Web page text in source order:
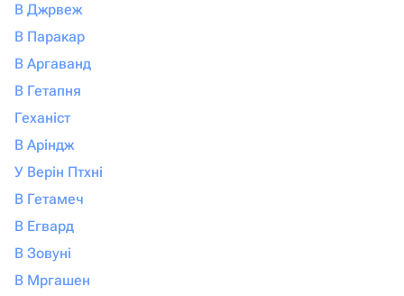
В Джрвеж
В Паракар
В Аргаванд
В Гетапня
Геханіст
В Аріндж
У Верін Птхні
В Гетамеч
В Егвард
В Зовуні
В Мргашен